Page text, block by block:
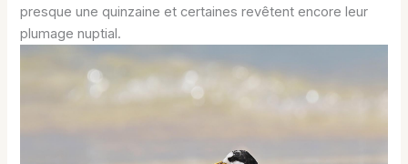
presque une quinzaine et certaines revêtent encore leur
plumage nuptial.